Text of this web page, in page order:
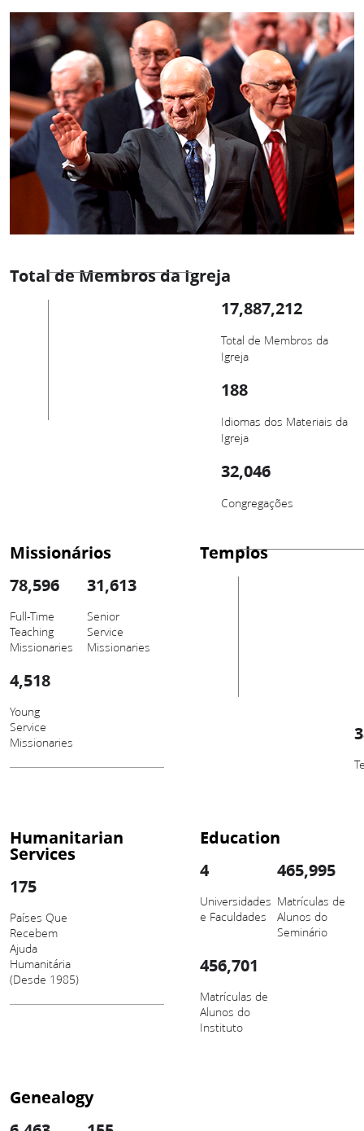
Total de Membros da Igreja
17,887,212
Total de Membros da
Igreja
188
Idiomas dos Materiais da
Igreja
32,046
Congregações
Missionários
78,596
Full-Time
Teaching
Missionaries
31,613
Senior
Service
Missionaries
4,518
Young
Service
Missionaries
Templos
Humanitarian
Services
175
Países Que
Recebem
Ajuda
Humanitária
(Desde 1985)
Education
4
Universidades
e Faculdades
465,995
Matrículas de
Alunos do
Seminário
456,701
Matrículas de
Alunos do
Instituto
Genealogy